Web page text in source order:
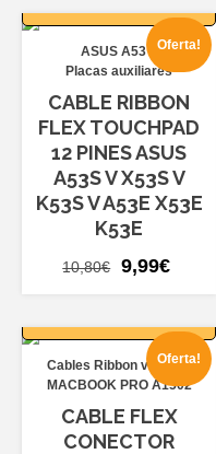
era:
9,60€.
8,99€.
Oferta!
ASUS A53
Placas auxiliares
CABLE RIBBON
FLEX TOUCHPAD
12 PINES ASUS
A53S V X53S V
K53S V A53E X53E
K53E
10,80€
El
era:
10,80€.
9,99€
es:
9,99€.
Oferta!
Cables Ribbon varios
MACBOOK PRO A1502
CABLE FLEX
CONECTOR